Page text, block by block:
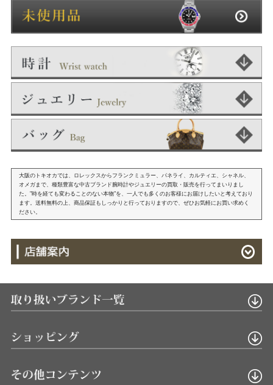
大阪のトキオカでは、ロレックスからフランクミュラー、パネライ、カルティエ、シャネル、
オメガまで、種類豊富な中古ブランド腕時計やジュエリーの買取・販売を行ってまいりまし
た。"時を経ても変わることのない本物"を、一人でも多くのお客様にお届けしたいと考えており
ます。送料無料の上、商品保証もしっかりと行っておりますので、ぜひお気軽にお買い求めく
ださい。